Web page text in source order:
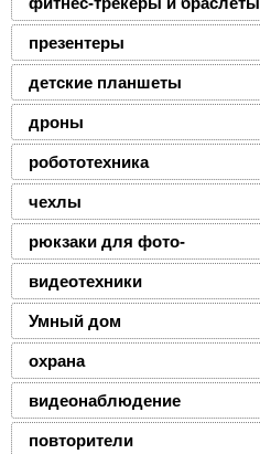
презентеры
детские планшеты
дроны
робототехника
чехлы
рюкзаки для фото-
видеотехники
Умный дом
охрана
видеонаблюдение
повторители